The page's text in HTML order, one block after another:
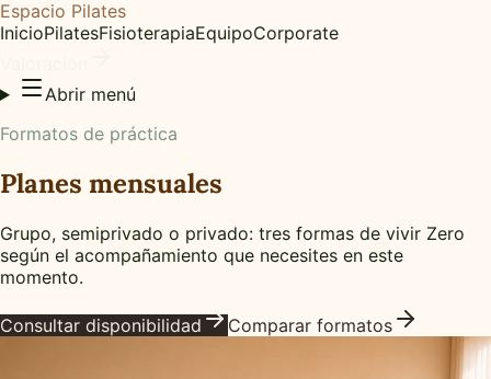
Espacio Pilates
InicioPilatesFisioterapiaEquipoCorporate
Abrir menú
Formatos de práctica
Planes mensuales
Grupo, semiprivado o privado: tres formas de vivir Zero
según el acompañamiento que necesites en este
momento.
Consultar disponibilidad Comparar formatos